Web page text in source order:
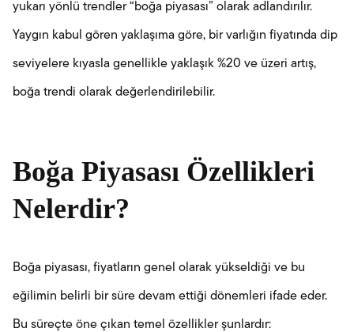
yukarı yönlü trendler “boğa piyasası” olarak adlandırılır.
Yaygın kabul gören yaklaşıma göre, bir varlığın fiyatında dip
seviyelere kıyasla genellikle yaklaşık %20 ve üzeri artış,
boğa trendi olarak değerlendirilebilir.
Boğa Piyasası Özellikleri
Nelerdir?
Boğa piyasası, fiyatların genel olarak yükseldiği ve bu
eğilimin belirli bir süre devam ettiği dönemleri ifade eder.
Bu süreçte öne çıkan temel özellikler şunlardır: